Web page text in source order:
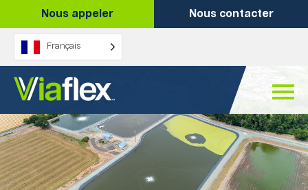
content
Nous appeler Nous contacter
Français